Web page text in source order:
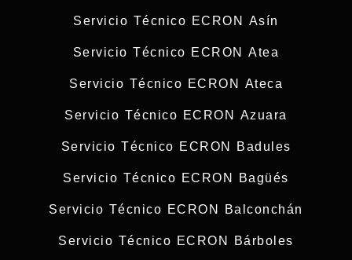
Servicio Técnico ECRON Asín
Servicio Técnico ECRON Atea
Servicio Técnico ECRON Ateca
Servicio Técnico ECRON Azuara
Servicio Técnico ECRON Badules
Servicio Técnico ECRON Bagüés
Servicio Técnico ECRON Balconchán
Servicio Técnico ECRON Bárboles